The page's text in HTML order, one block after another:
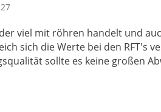
viel mit röhren handelt und
sich die Werte bei den RFT's
sollte es keine großen